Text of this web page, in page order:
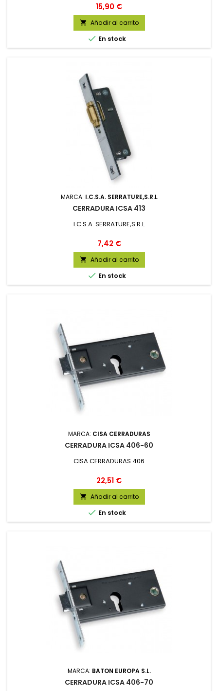
Precio
15,90 €
 Añadir al carrito
 En stock
MARCA: I.C.S.A. SERRATURE,S.R.L
CERRADURA ICSA 413
I.C.S.A. SERRATURE,S.R.L
Precio
7,42 €
 Añadir al carrito
 En stock
MARCA: CISA CERRADURAS
CERRADURA ICSA 406-60
CISA CERRADURAS 406
Precio
22,51 €
 Añadir al carrito
 En stock
MARCA: BATON EUROPA S.L.
CERRADURA ICSA 406-70